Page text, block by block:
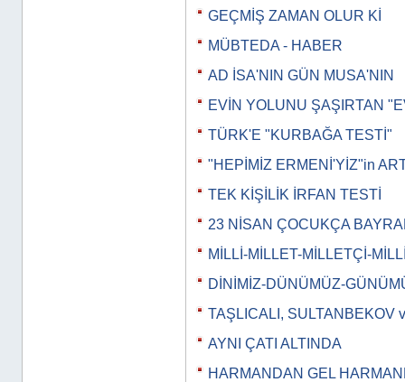
GEÇMİŞ ZAMAN OLUR Kİ
MÜBTEDA - HABER
AD İSA'NIN GÜN MUSA'NIN
EVİN YOLUNU ŞAŞIRTAN
TÜRK'E "KURBAĞA TESTİ"
"HEPİMİZ ERMENİ'YİZ"in
TEK KİŞİLİK İRFAN TESTİ
23 NİSAN ÇOCUKÇA
MİLLİ-MİLLET-MİLLETÇİ-
DİNİMİZ-DÜNÜMÜZ-
TAŞLICALI, SULTANBEKOV
AYNI ÇATI ALTINDA
HARMANDAN GEL